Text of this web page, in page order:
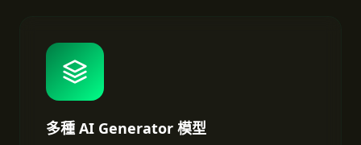
多種 AI Generator 模型